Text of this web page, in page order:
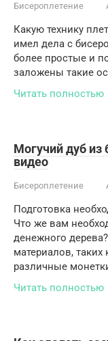
Бисероплетение
Какую технику
имел дела с
более простые и
заложены такие
Читать полностью
Могучий дуб из
видео
Бисероплетение
Подготовка
Что же вам
денежного
материалов,
различные
Читать полностью